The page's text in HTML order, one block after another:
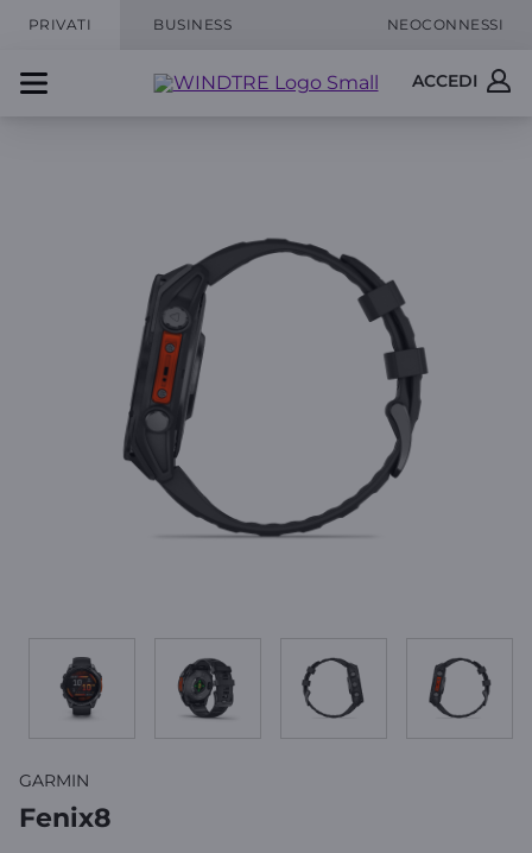
PRIVATI BUSINESS NEOCONNESSI
ACCEDI
GARMIN
Fenix8